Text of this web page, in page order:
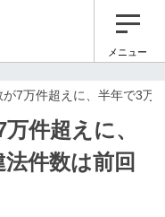
メニュー
が7万件超えに、半年で3万
件超えに、
件数は前回